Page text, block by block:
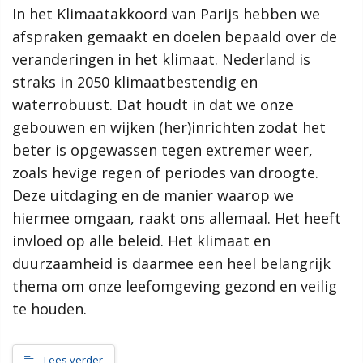
samenleving, dan werkt de gemeente Scherpenzeel graag mee
aan jouw initiatief!”
Meer informatie
Wat is de omgevingsvisie?
Proces MeetUps
Relatie met andere omgevingsvisies
Hoe werkt de website?
Rol van de gemeente
Contact
Scherpenzeel Noord
Zoeken
In het Klimaatakkoord van Parijs hebben we
afspraken gemaakt en doelen bepaald over de
veranderingen in het klimaat. Nederland is
straks in 2050 klimaatbestendig en
waterrobuust. Dat houdt in dat we onze
gebouwen en wijken (her)inrichten zodat het
beter is opgewassen tegen extremer weer,
zoals hevige regen of periodes van droogte.
Deze uitdaging en de manier waarop we
hiermee omgaan, raakt ons allemaal. Het heeft
invloed op alle beleid. Het klimaat en
duurzaamheid is daarmee een heel belangrijk
thema om onze leefomgeving gezond en veilig
te houden.
Lees verder